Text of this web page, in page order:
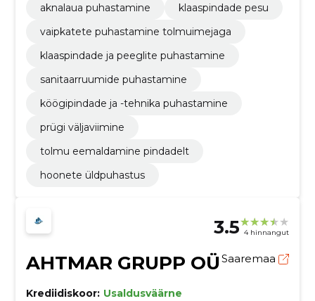
aknalaua puhastamine
klaaspindade pesu
vaipkatete puhastamine tolmuimejaga
klaaspindade ja peeglite puhastamine
sanitaarruumide puhastamine
köögipindade ja -tehnika puhastamine
prügi väljaviimine
tolmu eemaldamine pindadelt
hoonete üldpuhastus
3.5 4 hinnangut
AHTMAR GRUPP OÜSaaremaa
Krediidiskoor: Usaldusväärne